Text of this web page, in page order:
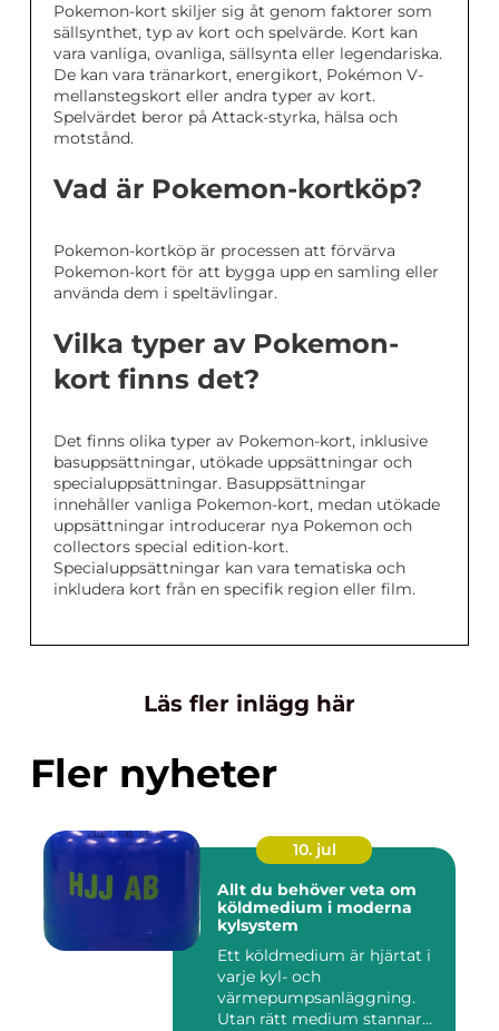
Pokemon-kort skiljer sig åt genom faktorer som
sällsynthet, typ av kort och spelvärde. Kort kan
vara vanliga, ovanliga, sällsynta eller legendariska.
De kan vara tränarkort, energikort, Pokémon V-
mellanstegskort eller andra typer av kort.
Spelvärdet beror på Attack-styrka, hälsa och
motstånd.
Vad är Pokemon-kortköp?
Pokemon-kortköp är processen att förvärva
Pokemon-kort för att bygga upp en samling eller
använda dem i speltävlingar.
Vilka typer av Pokemon-
kort finns det?
Det finns olika typer av Pokemon-kort, inklusive
basuppsättningar, utökade uppsättningar och
specialuppsättningar. Basuppsättningar
innehåller vanliga Pokemon-kort, medan utökade
uppsättningar introducerar nya Pokemon och
collectors special edition-kort.
Specialuppsättningar kan vara tematiska och
inkludera kort från en specifik region eller film.
Läs fler inlägg här
Fler nyheter
10. jul
Allt du behöver veta om
köldmedium i moderna
kylsystem
Ett köldmedium är hjärtat i
varje kyl- och
värmepumpsanläggning.
Utan rätt medium stannar